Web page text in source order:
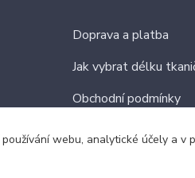
Doprava a platba
Jak vybrat délku
Obchodní podmínky
webu, analytické účely a